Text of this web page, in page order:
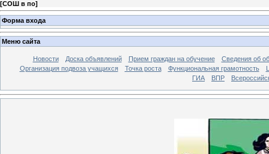
[СОШ в по]
Форма входа
Меню сайта
Новости Доска объявлений Прием граждан на обучение
Сведения об
Организация подвоза учащихся
Точка роста Функциональная грамотность
ГИА
ВПР